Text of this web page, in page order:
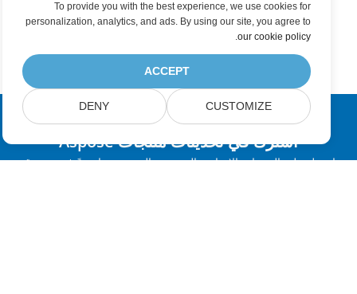
اشترك في تحديثات منتجات Aspose
احصل على النشرات الإخبارية الشهرية والعروض مباشرةً في صندوق
To provide you with the best experience, we use cookies for
personalization, analytics, and ads. By using our site, you agree to
our cookie policy
.
ACCEPT
CUSTOMIZE
DENY